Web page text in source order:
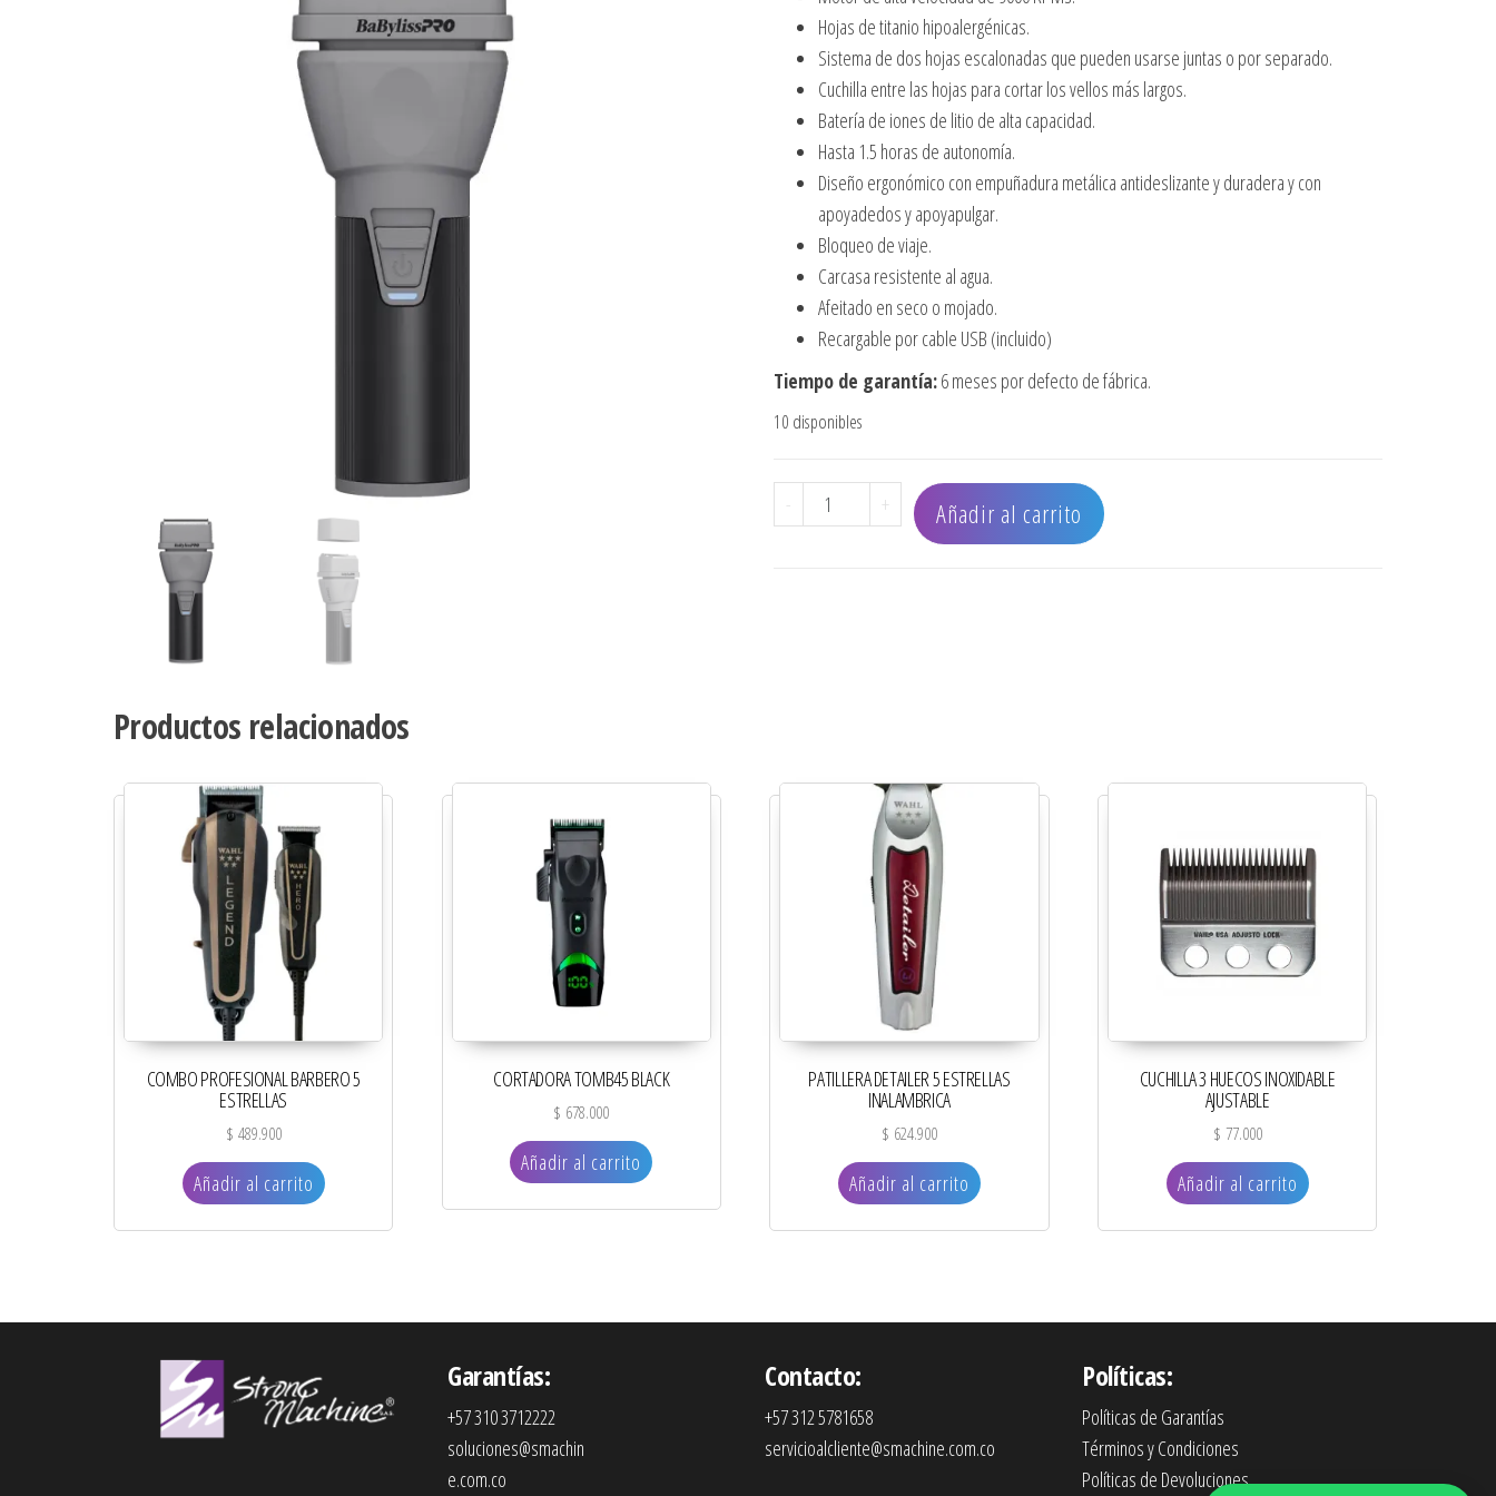
Hojas de titanio hipoalergénicas.
Sistema de dos hojas escalonadas que pueden usarse juntas o por separado.
Cuchilla entre las hojas para cortar los vellos más largos.
Batería de iones de litio de alta capacidad.
Hasta 1.5 horas de autonomía.
Diseño ergonómico con empuñadura metálica antideslizante y duradera y con
apoyadedos y apoyapulgar.
Bloqueo de viaje.
Carcasa resistente al agua.
Afeitado en seco o mojado.
Recargable por cable USB (incluido)
Tiempo de garantía:6 meses por defecto de fábrica.
10 disponibles
- AFEITADORA COREFX RENDIMIENTO PROFESIONAL cantidad
+ Añadir al carrito
Productos relacionados
COMBO PROFESIONAL BARBERO 5
ESTRELLAS
$ 489.900
Añadir al carrito
CORTADORA TOMB45 BLACK
$ 678.000
Añadir al carrito
PATILLERA DETAILER 5 ESTRELLAS
INALAMBRICA
$ 624.900
Añadir al carrito
CUCHILLA 3 HUECOS INOXIDABLE
AJUSTABLE
$ 77.000
Añadir al carrito
Garantías:
+57 310 3712222
soluciones@smachin
e.com.co
Contacto:
+57 312 5781658
servicioalcliente@smachine.com.co
Políticas:
Políticas de Garantías
Términos y Condiciones
Políticas de Devoluciones